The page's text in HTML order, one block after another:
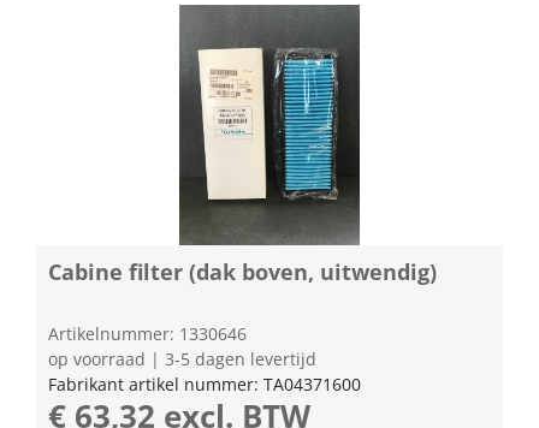
Cabine filter (dak boven, uitwendig)
Artikelnummer: 1330646
op voorraad | 3-5 dagen levertijd
Fabrikant artikel nummer: TA04371600
€ 63,32 excl. BTW